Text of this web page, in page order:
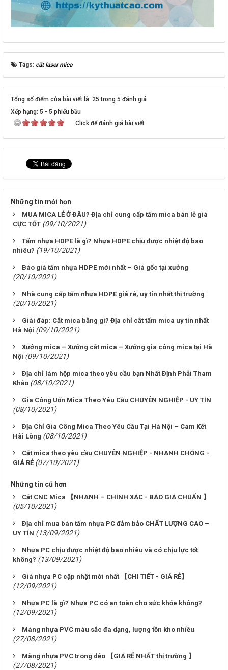
Tags: cắt laser mica
Tổng số điểm của bài viết là: 25 trong 5 đánh giá
Xếp hạng: 5 - 5 phiếu bầu
Click để đánh giá bài viết
Những tin mới hơn
MUA MICA LẺ Ở ĐÂU? Địa chỉ cung cấp tấm mica bán lẻ giá
CỰC TỐT (09/10/2021)
Tấm nhựa HDPE là gì? Nhựa HDPE chịu được nhiệt độ bao
nhiêu? (19/10/2021)
Báo giá tấm nhựa HDPE mới nhất – Giá gốc tại xưởng
(20/10/2021)
Nhà cung cấp tấm nhựa HDPE giá rẻ, uy tín nhất thị trường
(20/10/2021)
Giái đáp: Cắt mica bằng gì? Địa chỉ cắt tấm mica uy tín nhất
Hà Nội (09/10/2021)
Xưởng mica – Xưởng cắt mica – Xưởng gia công mica tại Hà
Nội (09/10/2021)
Địa chỉ làm hộp mica theo yêu cầu bạn Nhất Định Phải Tham
Khảo (08/10/2021)
Gia Công Uốn Mica Theo Yêu Cầu CHUYÊN NGHIỆP - UY TÍN
(08/10/2021)
Địa Chỉ Gia Công Mica Theo Yêu Cầu Tại Hà Nội – Cam Kết
Hài Lòng (08/10/2021)
Cắt mica theo yêu cầu CHUYÊN NGHIỆP - NHANH CHÓNG -
GIÁ RẺ (07/10/2021)
Những tin cũ hơn
Cắt CNC Mica 【NHANH – CHÍNH XÁC - BÁO GIÁ CHUẨN 】
(05/10/2021)
Địa chỉ mua bán tấm nhựa PC đảm bảo CHẤT LƯỢNG CAO –
UY TÍN (13/09/2021)
Nhựa PC chịu được nhiệt độ bao nhiêu và có chịu lực tốt
không? (13/09/2021)
Giá nhựa PC cập nhật mới nhất 【CHI TIẾT - GIÁ RẺ】
(12/09/2021)
Nhựa PC là gì? Nhựa PC có an toàn cho sức khỏe không?
(12/09/2021)
Màng nhựa PVC màu sắc đa dạng, lượng tồn kho nhiều
(27/08/2021)
Màng nhựa PVC trong dẻo 【GIÁ RẺ NHẤT thị trường 】
(27/08/2021)